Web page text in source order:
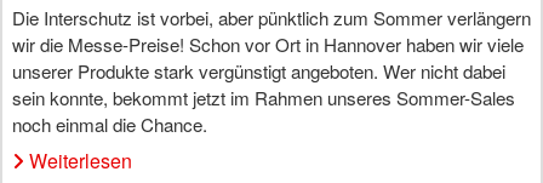
Die Interschutz ist vorbei, aber pünktlich zum Sommer verlängern
wir die Messe-Preise! Schon vor Ort in Hannover haben wir viele
unserer Produkte stark vergünstigt angeboten. Wer nicht dabei
sein konnte, bekommt jetzt im Rahmen unseres Sommer-Sales
noch einmal die Chance.
Weiterlesen